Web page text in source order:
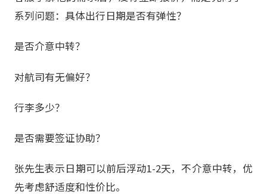
系列问题：具体出行日期是否有弹性？
是否介意中转？
对航司有无偏好？
行李多少？
是否需要签证协助？
张先生表示日期可以前后浮动1-2天，不介意中转，优
先考虑舒适度和性价比。